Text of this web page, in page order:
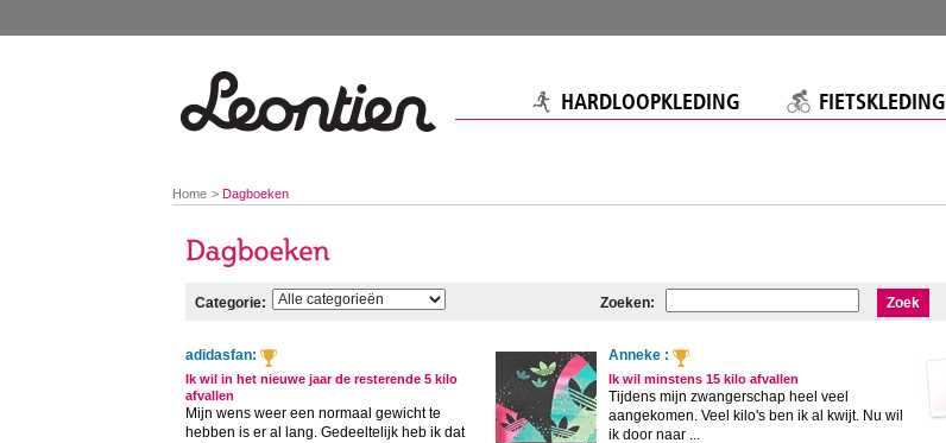
You
are
Home Dagboeken
Categorie: Zoeken: Zoek
adidasfan:
Ik wil in het nieuwe jaar de resterende 5 kilo
afvallen
Mijn wens weer een normaal gewicht te
hebben is er al lang. Gedeeltelijk heb ik dat
Anneke :
Ik wil minstens 15 kilo afvallen
Tijdens mijn zwangerschap heel veel
aangekomen. Veel kilo's ben ik al kwijt. Nu wil
ik door naar ...
HARDLOOPKLEDING FIETSKLEDING